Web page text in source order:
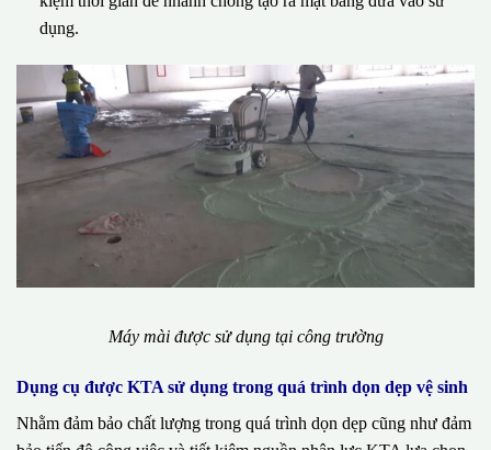
dụng.
Máy mài được sử dụng tại công trường
Dụng cụ được KTA sử dụng trong quá trình dọn dẹp vệ sinh
Nhằm đảm bảo chất lượng trong quá trình dọn dẹp cũng như đảm